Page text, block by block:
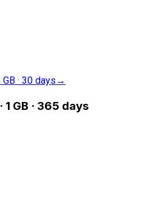
GB · 30 days →
1 GB · 365 days